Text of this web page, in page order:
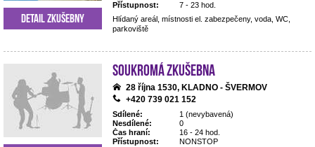
Přístupnost:
7 - 23 hod.
Hlídaný areál, místnosti el. zabezpečeny, voda, WC,
parkoviště
Detail zkušebny
Soukromá zkušebna
28 října 1530, KLADNO - ŠVERMOV
+420 739 021 152
Sdílené:
1 (nevybavená)
Nesdílené:
0
Čas hraní:
16 - 24 hod.
Přístupnost:
NONSTOP